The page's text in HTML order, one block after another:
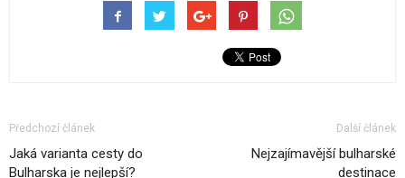
Předchozí článek
Jaká varianta cesty do
Bulharska je nejlepší?
Další článek
Nejzajímavější bulharské
destinace